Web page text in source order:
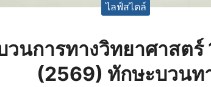
ไลฟ์สไตล์
วนการทางวิทยาศาสตร์
(2569) ทักษะบวนท